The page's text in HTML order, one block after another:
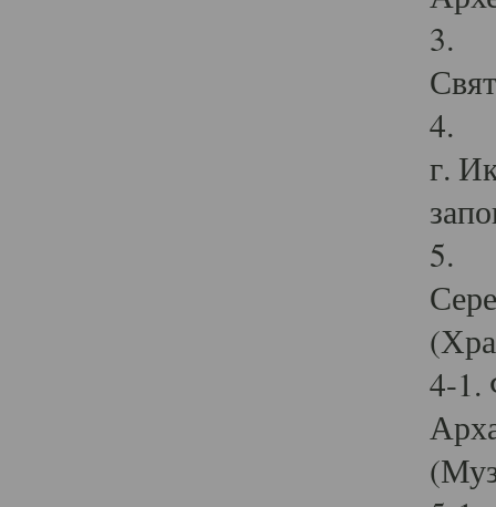
3.
4.
г.
5.
4-1.